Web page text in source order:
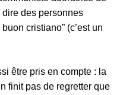
des personnes
cristiano” (c’est un
être pris en compte : la
finit pas de regretter que